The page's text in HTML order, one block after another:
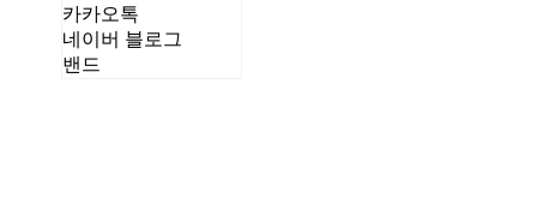
카카오톡
네이버 블로그
밴드